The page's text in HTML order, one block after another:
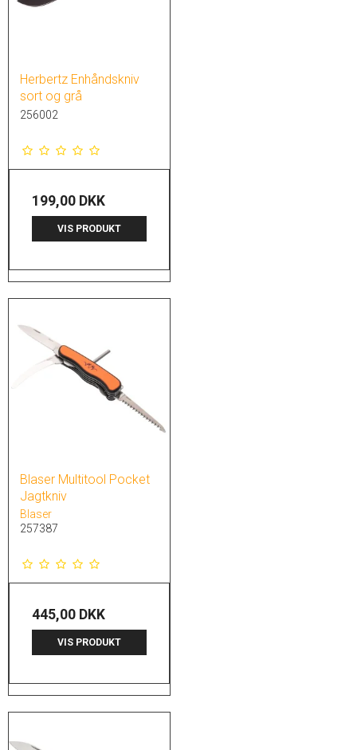
Herbertz Enhåndskniv
sort og grå
256002
199,00 DKK
VIS PRODUKT
Blaser Multitool Pocket
Jagtkniv
Blaser
257387
445,00 DKK
VIS PRODUKT